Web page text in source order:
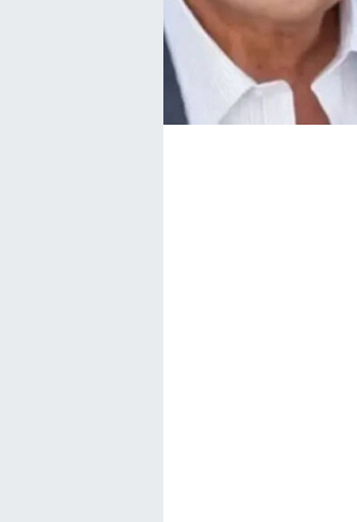
İletişim (Künye)